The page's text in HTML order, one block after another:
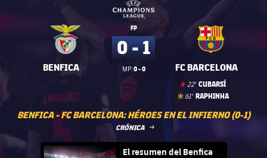
UEFA Champions LeagueUEFA Champions League
BENFICA
FP
0 - 1
MP:0 - 0 FC BARCELONA
Tarjeta roja
card
22' CUBARSÍ
Golgoal
61' RAPHINHA
BENFICA - FC BARCELONA: HÉROES EN EL INFIERNO (0-1)
CRÓNICA LABEL.ARIA.ARROWRIGHT
FC Barcelona club badgeEl resumen del Benfica